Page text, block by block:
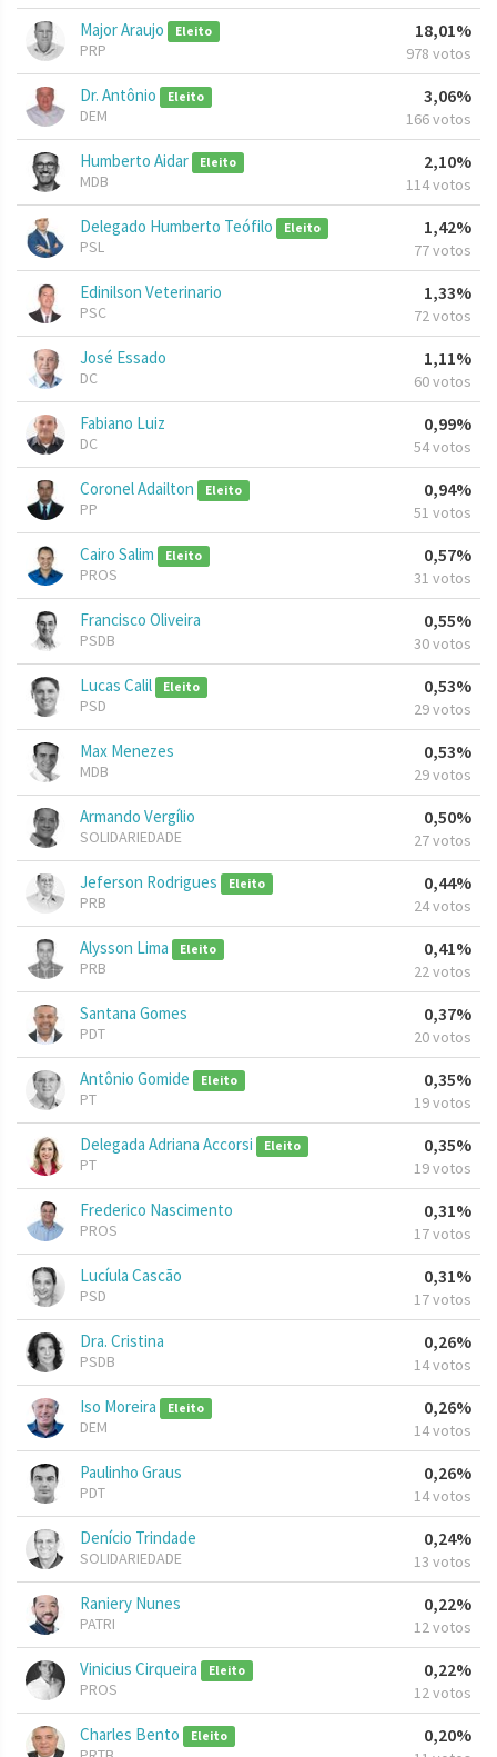
Major Araujo Eleito
PRP
18,01%
978 votos
Dr. Antônio Eleito
DEM
3,06%
166 votos
Humberto Aidar Eleito
MDB
2,10%
114 votos
Delegado Humberto Teófilo Eleito
PSL
1,42%
77 votos
Edinilson Veterinario
PSC
1,33%
72 votos
José Essado
DC
1,11%
60 votos
Fabiano Luiz
DC
0,99%
54 votos
Coronel Adailton Eleito
PP
0,94%
51 votos
Cairo Salim Eleito
PROS
0,57%
31 votos
Francisco Oliveira
PSDB
0,55%
30 votos
Lucas Calil Eleito
PSD
0,53%
29 votos
Max Menezes
MDB
0,53%
29 votos
Armando Vergílio
SOLIDARIEDADE
0,50%
27 votos
Jeferson Rodrigues Eleito
PRB
0,44%
24 votos
Alysson Lima Eleito
PRB
0,41%
22 votos
Santana Gomes
PDT
0,37%
20 votos
Antônio Gomide Eleito
PT
0,35%
19 votos
Delegada Adriana Accorsi Eleito
PT
0,35%
19 votos
Frederico Nascimento
PROS
0,31%
17 votos
Lucíula Cascão
PSD
0,31%
17 votos
Dra. Cristina
PSDB
0,26%
14 votos
Iso Moreira Eleito
DEM
0,26%
14 votos
Paulinho Graus
PDT
0,26%
14 votos
Denício Trindade
SOLIDARIEDADE
0,24%
13 votos
Raniery Nunes
PATRI
0,22%
12 votos
Vinicius Cirqueira Eleito
PROS
0,22%
12 votos
Charles Bento Eleito 0,20%